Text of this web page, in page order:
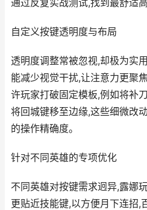
通过反复实战测试,找到最舒适高
自定义按键透明度与布局
透明度调整常被忽视,却极为实
能减少视觉干扰,让注意力更聚
许玩家打破固定模板,例如将补
将回城键移至边缘,这些细微改
的操作精确度。
针对不同英雄的专项优化
不同英雄对按键需求迥异,露娜
更贴近技能键,以方便月下连招,